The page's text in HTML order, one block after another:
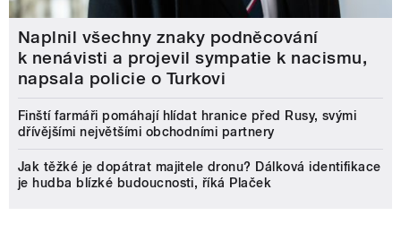
Naplnil všechny znaky podněcování
k nenávisti a projevil sympatie k nacismu,
napsala policie o Turkovi
Finští farmáři pomáhají hlídat hranice před Rusy, svými
dřívějšími největšími obchodními partnery
Jak těžké je dopátrat majitele dronu? Dálková identifikace
je hudba blízké budoucnosti, říká Plaček